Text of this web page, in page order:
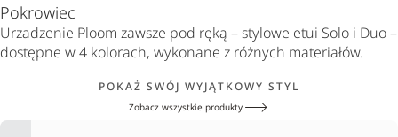
Pokrowiec
Urzadzenie Ploom zawsze pod ręką – stylowe etui Solo i Duo –
dostępne w 4 kolorach, wykonane z różnych materiałów.
POKAŻ SWÓJ WYJĄTKOWY STYL
Zobacz wszystkie produkty